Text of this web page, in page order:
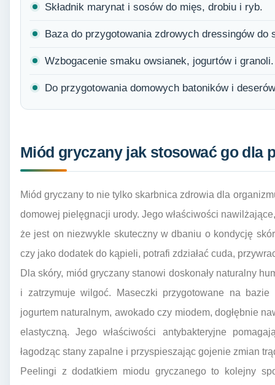
Składnik marynat i sosów do mięs, drobiu i ryb.
Baza do przygotowania zdrowych dressingów do
Wzbogacenie smaku owsianek, jogurtów i granoli.
Do przygotowania domowych batoników i
Miód gryczany jak stosować go dla
Miód gryczany to nie tylko skarbnica zdrowia dla
domowej pielęgnacji urody. Jego właściwości
że jest on niezwykle skuteczny w dbaniu o kondycję
czy jako dodatek do kąpieli, potrafi zdziałać cuda,
Dla skóry, miód gryczany stanowi doskonały naturalny
i zatrzymuje wilgoć. Maseczki przygotowane na
jogurtem naturalnym, awokado czy miodem, dogłębnie
elastyczną. Jego właściwości antybakteryjne
łagodząc stany zapalne i przyspieszając gojenie zmian
Peelingi z dodatkiem miodu gryczanego to kolejny